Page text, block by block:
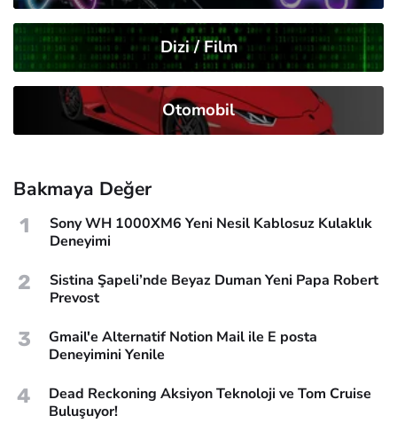
Dizi / Film
Otomobil
Bakmaya Değer
1
Sony WH 1000XM6 Yeni Nesil Kablosuz Kulaklık
Deneyimi
2
Sistina Şapeli’nde Beyaz Duman Yeni Papa Robert
Prevost
3
Gmail'e Alternatif Notion Mail ile E posta
Deneyimini Yenile
4
Dead Reckoning Aksiyon Teknoloji ve Tom Cruise
Buluşuyor!